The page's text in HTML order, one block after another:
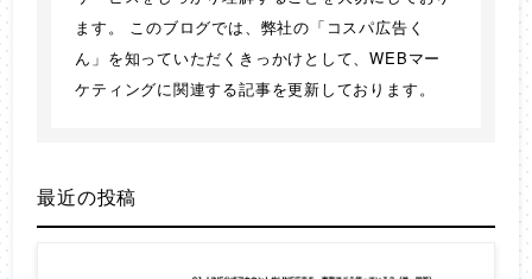
ます。 このブログでは、弊社の「コスパ広告く
ん」を知っていただくきっかけとして、WEBマー
ケティングに関連する記事を更新しております。
最近の投稿